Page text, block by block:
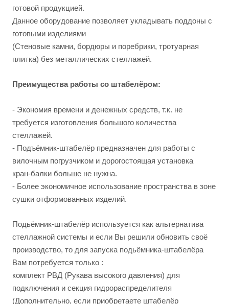
готовой продукцией.
Данное оборудование позволяет укладывать поддоны с
готовыми изделиями
(Стеновые камни, бордюры и поребрики, тротуарная
плитка) без металлических стеллажей.
Преимущества работы со штабелёром:
- Экономия времени и денежных средств, т.к. не
требуется изготовления большого количества
стеллажей.
- Подъёмник-штабелёр предназначен для работы с
вилочным погрузчиком и дорогостоящая установка
кран-балки больше не нужна.
- Более экономичное использование пространства в зоне
сушки отформованных изделий.
Подьёмник-штабелёр используется как альтернатива
стеллажной системы и если Вы решили обновить своё
производство, то для запуска подьёмника-штабелёра
Вам потребуется только :
комплект РВД (Рукава высокого давления) для
подключения и секция гидрораспределителя
(Дополнительно, если приобретаете штабелёр